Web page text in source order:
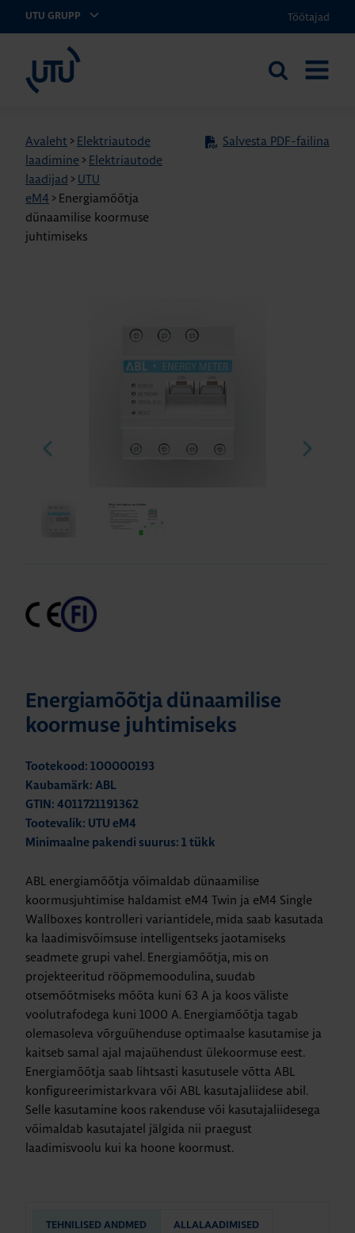
UTU GRUPP Töötajad
Otsi
Avaleht > Elektriautode
laadimine > Elektriautode
laadijad > UTU
eM4 > Energiamõõtja
dünaamilise koormuse
juhtimiseks
Salvesta PDF-failina
Energiamõõtja dünaamilise
koormuse juhtimiseks
Tootekood: 100000193
Kaubamärk: ABL
GTIN: 4011721191362
Tootevalik: UTU eM4
Minimaalne pakendi suurus: 1 tükk
ABL energiamõõtja võimaldab dünaamilise
koormusjuhtimise haldamist eM4 Twin ja eM4 Single
Wallboxes kontrolleri variantidele, mida saab kasutada
ka laadimisvõimsuse intelligentseks jaotamiseks
seadmete grupi vahel. Energiamõõtja, mis on
projekteeritud rööpmemoodulina, suudab
otsemõõtmiseks mõõta kuni 63 A ja koos väliste
voolutrafodega kuni 1000 A. Energiamõõtja tagab
olemasoleva võrguühenduse optimaalse kasutamise ja
kaitseb samal ajal majaühendust ülekoormuse eest.
Energiamõõtja saab lihtsasti kasutusele võtta ABL
konfigureerimistarkvara või ABL kasutajaliidese abil.
Selle kasutamine koos rakenduse või kasutajaliidesega
võimaldab kasutajatel jälgida nii praegust
laadimisvoolu kui ka hoone koormust.
TEHNILISED ANDMED ALLALAADIMISED